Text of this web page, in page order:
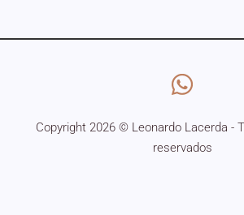
Copyright 2026 © Leonardo Lacerda -
reservados